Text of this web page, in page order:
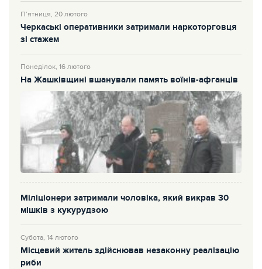
П’ятниця, 20 лютого
Черкаські оперативники затримали наркоторговця
зі стажем
Понеділок, 16 лютого
На Жашківщині вшанували память воїнів-афганців
Міліціонери затримали чоловіка, який викрав 30
мішків з кукурудзою
Субота, 14 лютого
Місцевий житель здійснював незаконну реалізацію
риби